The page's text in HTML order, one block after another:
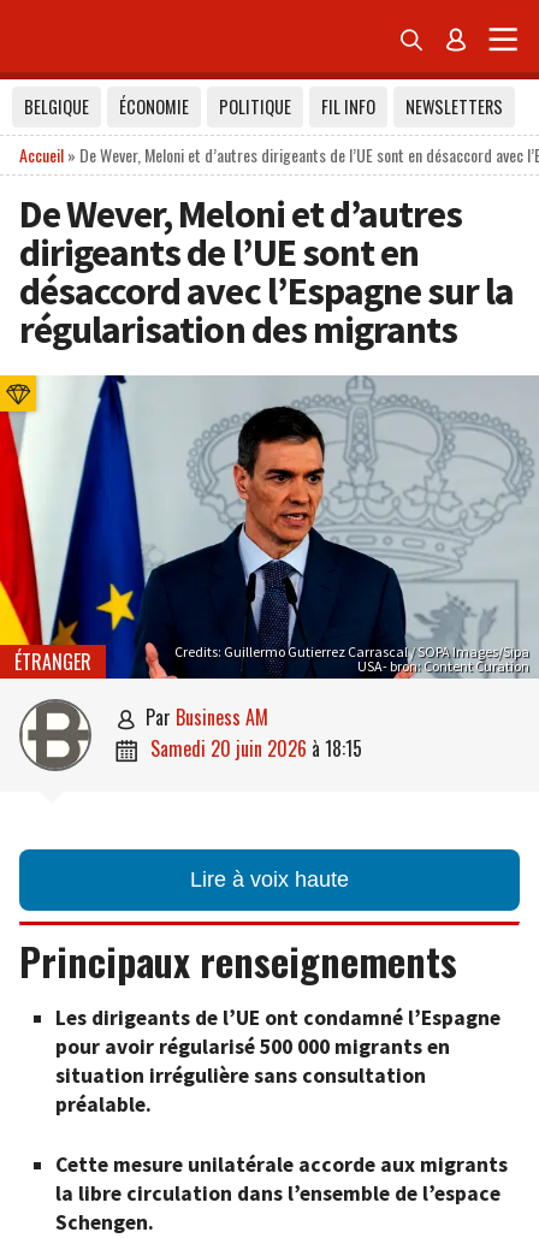
 
BELGIQUE ÉCONOMIE POLITIQUE FIL INFO
NEWSLETTERS
Accueil» De Wever, Meloni et d’autres dirigeants de l’UE sont en désaccord
De Wever, Meloni et d’autres
dirigeants de l’UE sont en
désaccord avec l’Espagne sur la
régularisation des migrants
Credits: Guillermo Gutierrez Carrascal / SOPA Images/Sipa
USA- bron: Content Curation
ÉTRANGER
 par Business AM
 samedi 20 juin 2026 à 18:15
Lire à voix haute
Principaux renseignements
Les dirigeants de l’UE ont condamné l’Espagne
pour avoir régularisé 500 000 migrants en
situation irrégulière sans consultation
préalable.
Cette mesure unilatérale accorde aux migrants
la libre circulation dans l’ensemble de l’espace
Schengen.